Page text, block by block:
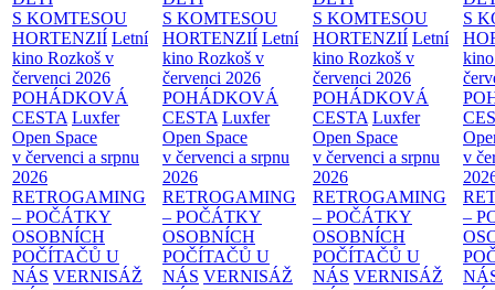
S KOMTESOU
HORTENZIÍ Letní
kino Rozkoš v
červenci 2026
POHÁDKOVÁ
CESTA Luxfer
Open Space
v červenci a srpnu
2026
RETROGAMING
– POČÁTKY
OSOBNÍCH
POČÍTAČŮ U
NÁS VERNISÁŽ
S KOMTESOU
HORTENZIÍ Letní
kino Rozkoš v
červenci 2026
POHÁDKOVÁ
CESTA Luxfer
Open Space
v červenci a srpnu
2026
RETROGAMING
– POČÁTKY
OSOBNÍCH
POČÍTAČŮ U
NÁS VERNISÁŽ
S KOMTESOU
HORTENZIÍ Letní
kino Rozkoš v
červenci 2026
POHÁDKOVÁ
CESTA Luxfer
Open Space
v červenci a srpnu
2026
RETROGAMING
– POČÁTKY
OSOBNÍCH
POČÍTAČŮ U
NÁS VERNISÁŽ
S
v
–